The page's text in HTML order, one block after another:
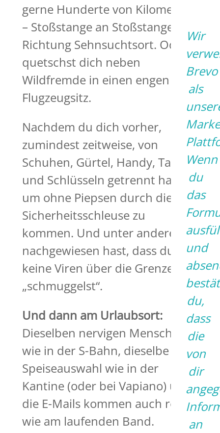
gerne Hunderte von Kilometern
– Stoßstange an Stoßstange –
Richtung Sehnsuchtsort. Oder
quetschst dich neben
Wildfremde in einen engen
Flugzeugsitz.
Nachdem du dich vorher,
zumindest zeitweise, von
Schuhen, Gürtel, Handy, Tablet
und Schlüsseln getrennt hast,
um ohne Piepsen durch die
Sicherheitsschleuse zu
kommen. Und unter anderem
nachgewiesen hast, dass du
keine Viren über die Grenze
„schmuggelst“.
Und dann am Urlaubsort:
Dieselben nervigen Menschen
wie in der S-Bahn, dieselbe
Speiseauswahl wie in der
Kantine (oder bei Vapiano) und
die E-Mails kommen auch rein
wie am laufenden Band.
Wir
Brevo
als
Wenn
du
das
und
du,
dass
die
von
dir
an